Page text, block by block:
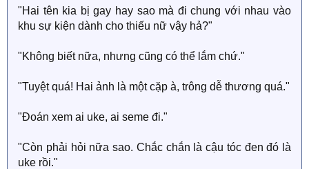
"Hai tên kia bị gay hay sao mà đi chung với nhau vào
khu sự kiện dành cho thiếu nữ vậy hả?"
"Không biết nữa, nhưng cũng có thể lắm chứ."
"Tuyệt quá! Hai ảnh là một cặp à, trông dễ thương quá."
"Đoán xem ai uke, ai seme đi."
"Còn phải hỏi nữa sao. Chắc chắn là cậu tóc đen đó là
uke rồi."